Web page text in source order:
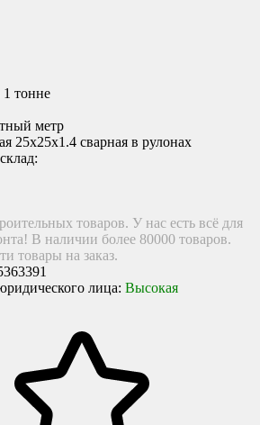
1 тонне
метр
товаров. У нас есть всё для
В наличии более 80000 товаров.
товары на заказ.
лица: Высокая